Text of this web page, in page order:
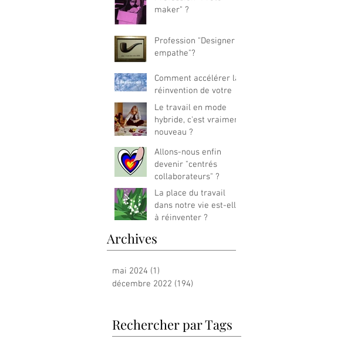
maker" ?
Profession "Designer
empathe"?
Comment accélérer la
réinvention de votre
offre business ?
Le travail en mode
hybride, c'est vraiment
nouveau ?
Allons-nous enfin
devenir "centrés
collaborateurs" ?
La place du travail
dans notre vie est-elle
à réinventer ?
Archives
mai 2024 (1)
décembre 2022 (194)
Rechercher par Tags